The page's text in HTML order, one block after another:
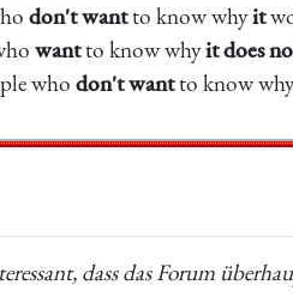
don't wantto know whyit
wantto know whyit does
whodon't wantto know
dass das Forum